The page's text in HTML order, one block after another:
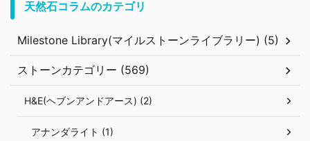
天然石コラムのカテゴリ
Milestone Library(マイルストーンライブラリー) (5)
ストーンカテゴリー (569)
H&E(ヘブンアンドアース) (2)
アナンダライト (1)